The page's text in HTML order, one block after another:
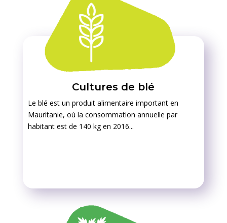
Cultures de blé
Le blé est un produit alimentaire important en
Mauritanie, où la consommation annuelle par
habitant est de 140 kg en 2016...